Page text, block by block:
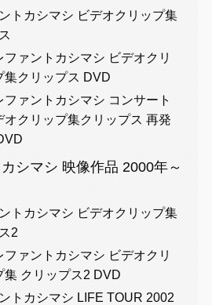
トカシマシ ビデオクリップ集
ファントカシマシ ビデオクリ
集クリップス DVD
ファントカシマシ コンサート
オクリップ集クリップス 再発
シマシ 映像作品 2000年～
トカシマシ ビデオクリップ集
2
ファントカシマシ ビデオクリ
集 クリップス2 DVD
トカシマシ LIFE TOUR 2002